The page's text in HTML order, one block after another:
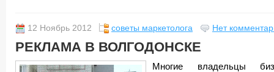
12 Ноябрь 2012 советы маркетолога Нет
РЕКЛАМА В ВОЛГОДОНСКЕ
Многие владельцы